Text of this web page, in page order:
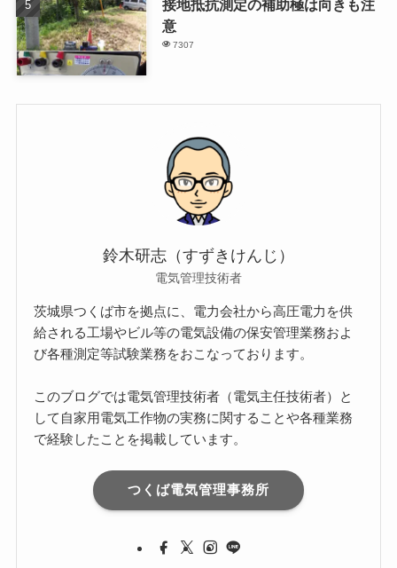
接地抵抗測定の補助極は向きも注
意
7307
鈴木研志（すずきけんじ）
電気管理技術者
茨城県つくば市を拠点に、電力会社から高圧電力を供
給される工場やビル等の電気設備の保安管理業務およ
び各種測定等試験業務をおこなっております。
このブログでは電気管理技術者（電気主任技術者）と
して自家用電気工作物の実務に関することや各種業務
で経験したことを掲載しています。
つくば電気管理事務所